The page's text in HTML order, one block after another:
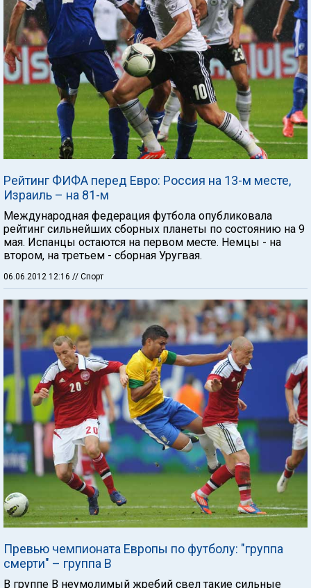
Рейтинг ФИФА перед Евро: Россия на 13-м месте,
Израиль – на 81-м
Международная федерация футбола опубликовала
рейтинг сильнейших сборных планеты по состоянию на 9
мая. Испанцы остаются на первом месте. Немцы - на
втором, на третьем - сборная Уругвая.
06.06.2012 12:16 // Спорт
Превью чемпионата Европы по футболу: "группа
смерти" – группа В
В группе В неумолимый жребий свел такие сильные